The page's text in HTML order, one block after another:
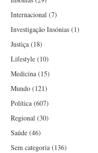
Internacional (7)
Investigação Insónias (1)
Justiça (18)
Lifestyle (10)
Medicina (15)
Mundo (121)
Política (607)
Regional (30)
Saúde (46)
Sem categoria (136)